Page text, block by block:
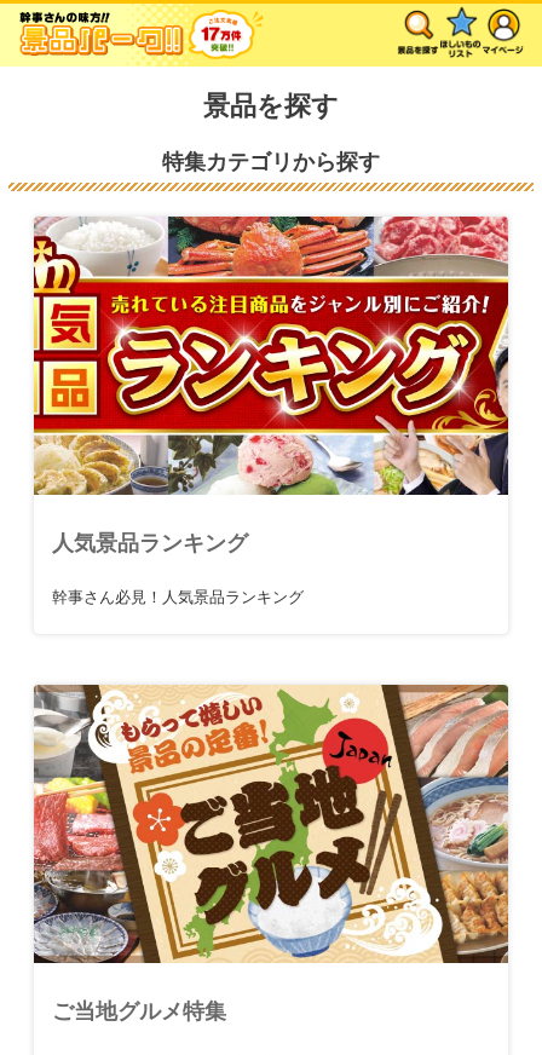
景品を探す
特集カテゴリから探す
人気景品ランキング
幹事さん必見！人気景品ランキング
ご当地グルメ特集